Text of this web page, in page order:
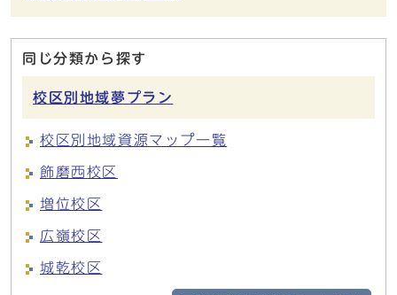
同じ分類から探す
校区別地域夢プラン
校区別地域資源マップ一覧
飾磨西校区
増位校区
広嶺校区
城乾校区